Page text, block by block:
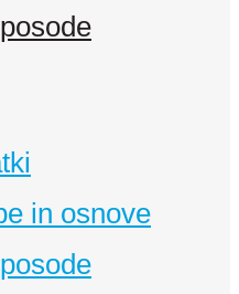
in osnove